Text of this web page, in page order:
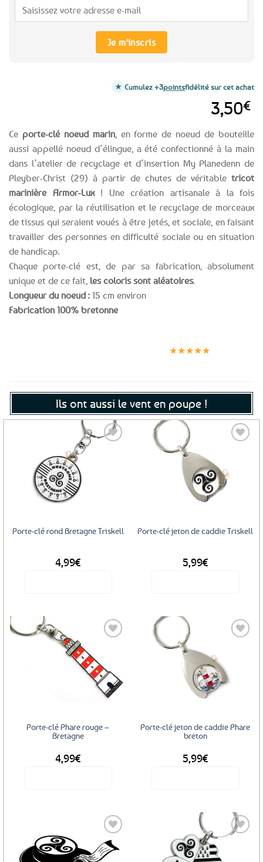
Ce porte-clé noeud marin, en forme de noeud de bouteille
aussi appellé noeud d’élingue, a été confectionné à la main
dans l’atelier de recyclage et d’insertion My Planedenn de
Pleyber-Christ (29) à partir de chutes de véritable tricot
marinière Armor-Lux! Une création artisanale à la fois
écologique, par la réutilisation et le recyclage de morceaux
de tissus qui seraient voués à être jetés, et sociale, en faisant
travailler des personnes en difficulté sociale ou en situation
de handicap.
Chaque porte-clé est, de par sa fabrication, absolument
unique et de ce fait, les coloris sont aléatoires.
Longueur du noeud : 15 cm environ
Fabrication 100% bretonne
3,50€
Je m'inscris
Cumulez +3pointsfidélité sur cet achat
★★★★★
Ils ont aussi le vent en poupe !
Porte-clé rond Bretagne Triskell
4,99€
Ajouter
favoris
Porte-clé jeton de caddie Triskell
5,99€
Ajouter
aux
favoris
Porte-clé Phare rouge –
Bretagne
4,99€
favoris
Porte-clé jeton de caddie Phare
breton
5,99€